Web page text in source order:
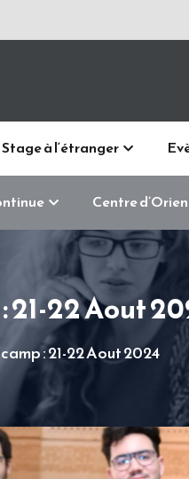
Stage à l‘étranger
Centre
21-22 Aout
: 21-22 Aout 2024